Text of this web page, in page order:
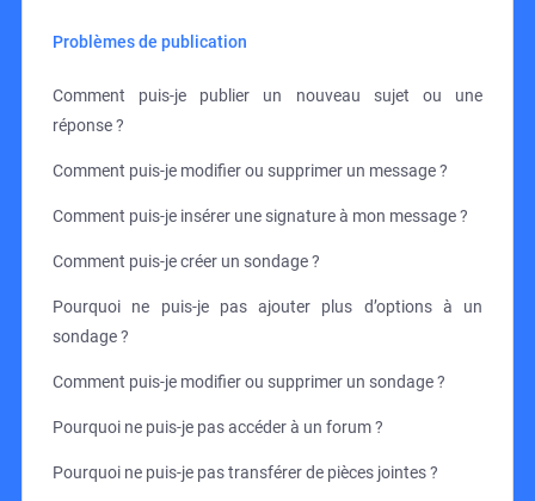
Problèmes de publication
Comment puis-je publier un nouveau sujet ou une
réponse ?
Comment puis-je modifier ou supprimer un message ?
Comment puis-je insérer une signature à mon message ?
Comment puis-je créer un sondage ?
Pourquoi ne puis-je pas ajouter plus d’options à un
sondage ?
Comment puis-je modifier ou supprimer un sondage ?
Pourquoi ne puis-je pas accéder à un forum ?
Pourquoi ne puis-je pas transférer de pièces jointes ?